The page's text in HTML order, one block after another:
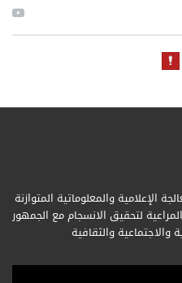
الإعلامية والمعلوماتية المتوازنة
لتحقيق الانسجام مع الجمهور
والاجتماعية والثقافية